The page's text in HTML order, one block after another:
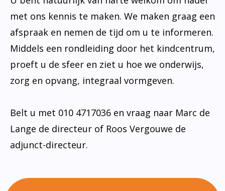
met ons kennis te maken. We maken graag een
afspraak en nemen de tijd om u te informeren.
Middels een rondleiding door het kindcentrum,
proeft u de sfeer en ziet u hoe we onderwijs,
zorg en opvang, integraal vormgeven.
Belt u met 010 4717036 en vraag naar Marc de
Lange de directeur of Roos Vergouwe de
adjunct-directeur.